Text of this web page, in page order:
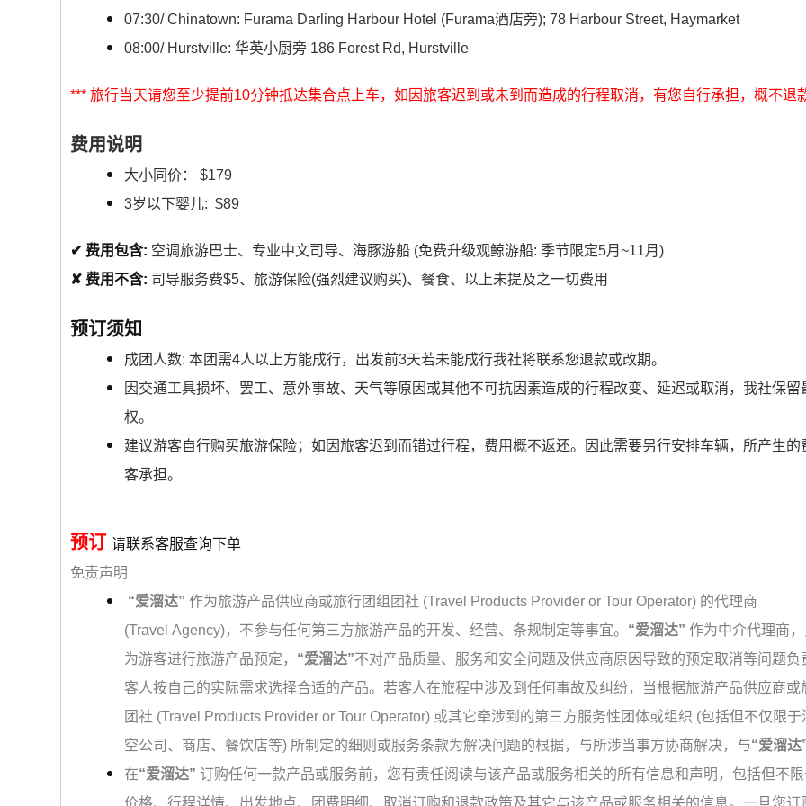
07:30/ Chinatown: Furama Darling Harbour Hotel (Furama酒店旁); 78 Harbour Street, Haymarket
08:00/ Hurstville: 华英小厨旁 186 Forest Rd, Hurstville
*** 旅行当天请您至少提前10分钟抵达集合点上车，如因旅客迟到或未到而造成的行程取消，有您自行承担，概不退
费用说明
大小同价： $179
3岁以下婴儿: $89
✔ 费用包含: 空调旅游巴士、专业中文司导、海豚游船 (免费升级观鲸游船: 季节限定5月~11月)
✘ 费用不含: 司导服务费$5、旅游保险(强烈建议购买)、餐食、以上未提及之一切费用
预订须知
成团人数: 本团需4人以上方能成行，出发前3天若未能成行我社将联系您退款或改期。
因交通工具损坏、罢工、意外事故、天气等原因或其他不可抗因素造成的行程改变、延迟或取消，我社保留
权。
建议游客自行购买旅游保险；如因旅客迟到而错过行程，费用概不返还。因此需要另行安排车辆，所产生的
客承担。
预订 请联系客服查询下单
免责声明
“爱溜达” 作为旅游产品供应商或旅行团组团社 (Travel Products Provider or Tour Operator) 的代理商
(Travel Agency)，不参与任何第三方旅游产品的开发、经营、条规制定等事宜。 “爱溜达” 作为中介代理商
为游客进行旅游产品预定， “爱溜达”不对产品质量、服务和安全问题及供应商原因导致的预定取消等问题负
客人按自己的实际需求选择合适的产品。若客人在旅程中涉及到任何事故及纠纷，当根据旅游产品供应商或
团社 (Travel Products Provider or Tour Operator) 或其它牵涉到的第三方服务性团体或组织 (包括但不仅限于
空公司、商店、餐饮店等) 所制定的细则或服务条款为解决问题的根据，与所涉当事方协商解决，与“爱溜达
在“爱溜达” 订购任何一款产品或服务前，您有责任阅读与该产品或服务相关的所有信息和声明，包括但不